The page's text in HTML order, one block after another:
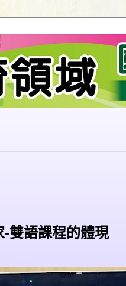
-雙語課程的體現